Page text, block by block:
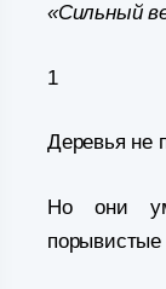
«Сильный
1
Деревья не
Но они
порывистые